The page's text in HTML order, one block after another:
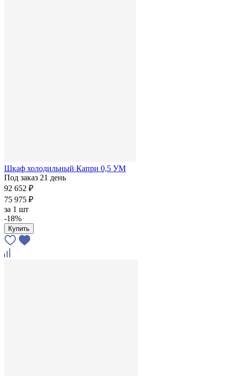
Шкаф холодильный Капри 0,5 УМ
Под заказ 21 день
92 652 ₽
75 975 ₽
за 1 шт
-18%
Купить